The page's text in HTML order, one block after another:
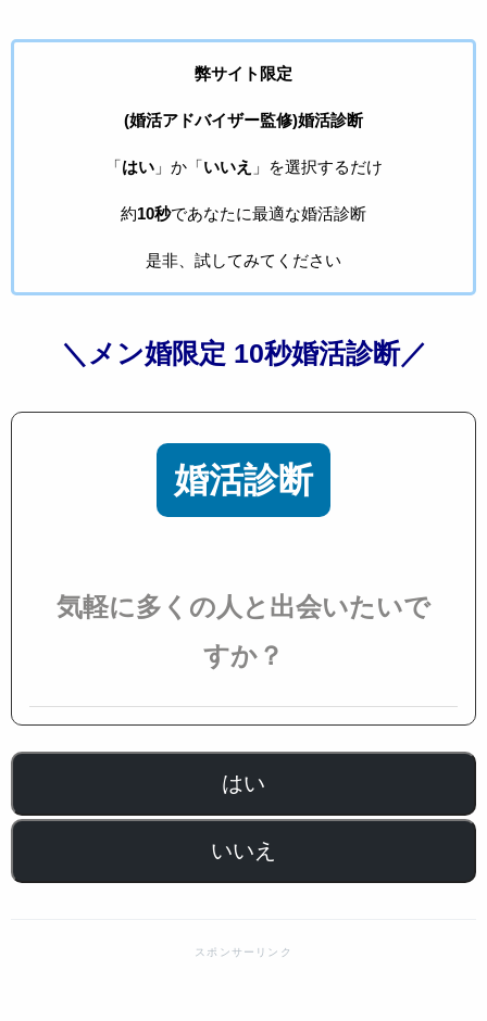
弊サイト限定
(婚活アドバイザー監修)婚活診断
「はい」か「いいえ 」を選択するだけ
約10秒であなたに最適な婚活診断
是非、試してみてください
＼メン婚限定 10秒婚活診断／
婚活診断
気軽に多くの人と出会いたいで
すか？
はい
いいえ